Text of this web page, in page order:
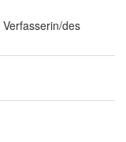
des